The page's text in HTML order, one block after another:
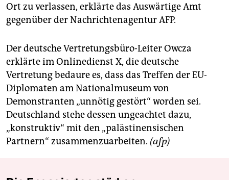
Ort zu verlassen, erklärte das Auswärtige Amt
gegenüber der Nachrichtenagentur AFP.
Der deutsche Vertretungsbüro-Leiter Owcza
erklärte im Onlinedienst X, die deutsche
Vertretung bedaure es, dass das Treffen der EU-
Diplomaten am Nationalmuseum von
Demonstranten „unnötig gestört“ worden sei.
Deutschland stehe dessen ungeachtet dazu,
„konstruktiv“ mit den „palästinensischen
Partnern“ zusammenzuarbeiten. (afp)